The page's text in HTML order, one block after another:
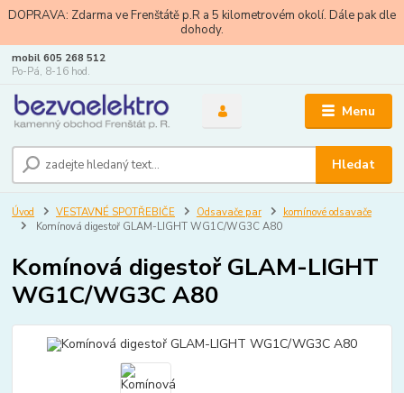
DOPRAVA: Zdarma ve Frenštátě p.R a 5 kilometrovém okolí. Dále pak dle
dohody.
Menu
Hledat
mobil 605 268 512
Po-Pá, 8-16 hod.
Úvod VESTAVNÉ SPOTŘEBIČE Odsavače par
komínové odsavače
Komínová digestoř GLAM-LIGHT WG1C/WG3C A80
Komínová digestoř GLAM-LIGHT
WG1C/WG3C A80